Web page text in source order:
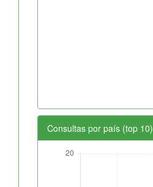
Consultas por país (top 10)